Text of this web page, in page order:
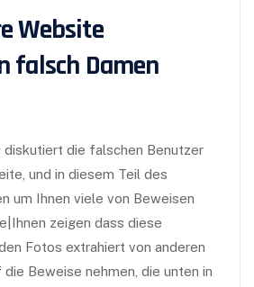
Website
falsch Damen
diskutiert die falschen Benutzer
und in diesem Teil des
um Ihnen viele von Beweisen
zeigen dass diese
Fotos extrahiert von anderen
Beweise nehmen, die unten in